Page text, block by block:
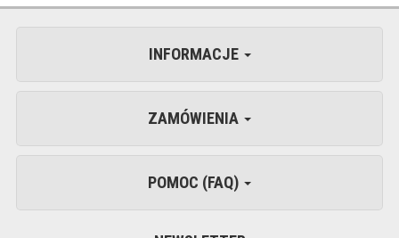
INFORMACJE
ZAMÓWIENIA
POMOC (FAQ)